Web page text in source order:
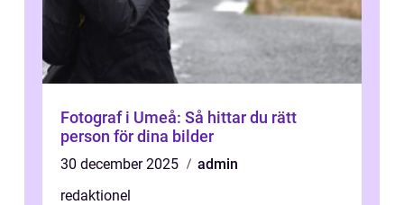
Fotograf i Umeå: Så hittar du rätt
person för dina bilder
30 december 2025
admin
redaktionel